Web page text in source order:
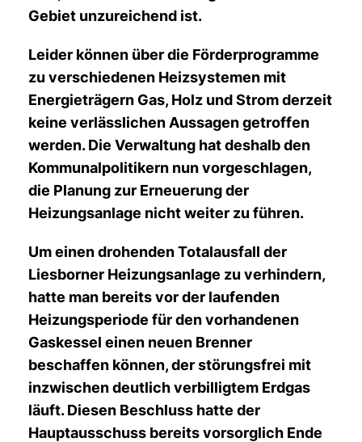
Gebiet unzureichend ist.
Leider können über die Förderprogramme
zu verschiedenen Heizsystemen mit
Energieträgern Gas, Holz und Strom derzeit
keine verlässlichen Aussagen getroffen
werden. Die Verwaltung hat deshalb den
Kommunalpolitikern nun vorgeschlagen,
die Planung zur Erneuerung der
Heizungsanlage nicht weiter zu führen.
Um einen drohenden Totalausfall der
Liesborner Heizungsanlage zu verhindern,
hatte man bereits vor der laufenden
Heizungsperiode für den vorhandenen
Gaskessel einen neuen Brenner
beschaffen können, der störungsfrei mit
inzwischen deutlich verbilligtem Erdgas
läuft. Diesen Beschluss hatte der
Hauptausschuss bereits vorsorglich Ende